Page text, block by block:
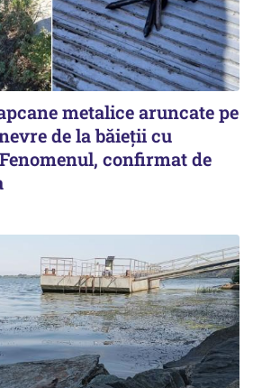
metalice aruncate pe
de la băieții cu
confirmat de